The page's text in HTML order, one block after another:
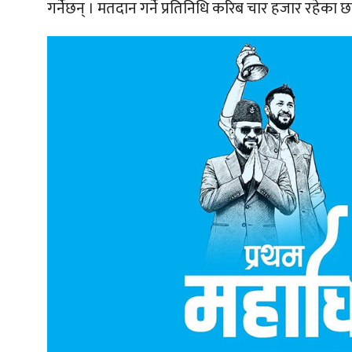
गर्नेछन् । मतदान गर्ने प्रतिनिधि करिब चार हजार रहेका